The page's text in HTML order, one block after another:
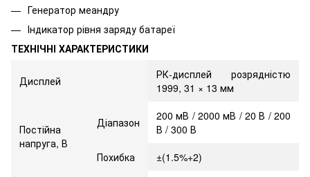
Генератор меандру
Індикатор рівня заряду батареї
ТЕХНІЧНІ ХАРАКТЕРИСТИКИ
Дисплей
РК-дисплей розрядністю
1999, 31 × 13 мм
Постійна
напруга, В
Діапазон
200 мВ / 2000 мВ / 20 В / 200
В / 300 В
Похибка
±(1.5%+2)